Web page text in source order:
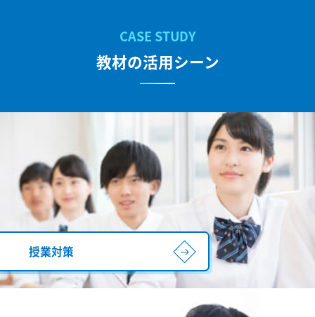
教材の活用シーン
授業対策